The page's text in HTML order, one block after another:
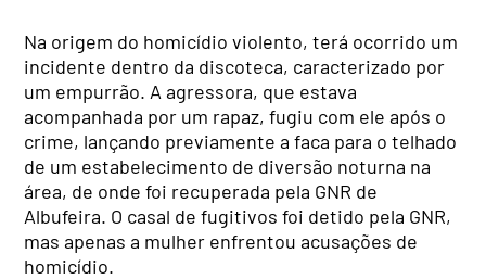
Na origem do homicídio violento, terá ocorrido um
incidente dentro da discoteca, caracterizado por
um empurrão. A agressora, que estava
acompanhada por um rapaz, fugiu com ele após o
crime, lançando previamente a faca para o telhado
de um estabelecimento de diversão noturna na
área, de onde foi recuperada pela GNR de
Albufeira. O casal de fugitivos foi detido pela GNR,
mas apenas a mulher enfrentou acusações de
homicídio.